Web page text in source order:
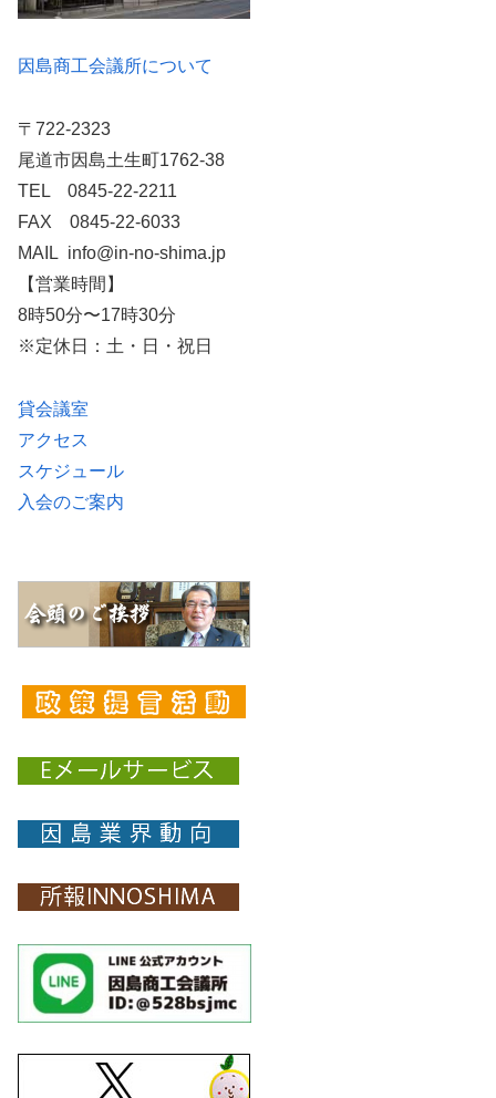
因島商工会議所について
〒722-2323
尾道市因島土生町1762-38
TEL 0845-22-2211
FAX 0845-22-6033
MAIL info@in-no-shima.jp
【営業時間】
8時50分〜17時30分
※定休日：土・日・祝日
貸会議室
アクセス
スケジュール
入会のご案内